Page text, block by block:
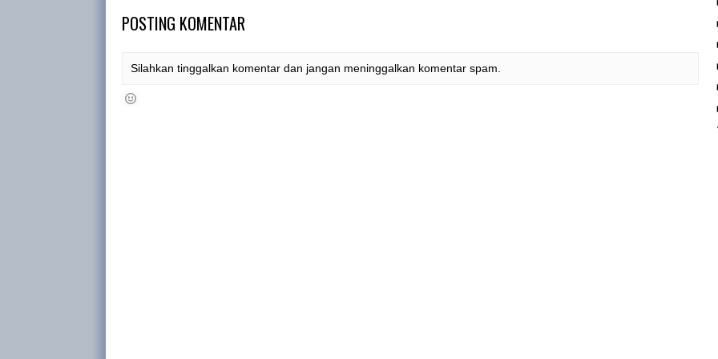
POSTING KOMENTAR
Silahkan tinggalkan komentar dan jangan meninggalkan komentar spam.